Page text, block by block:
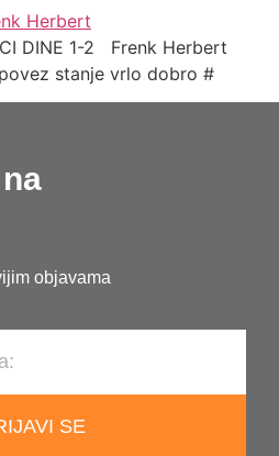
DINE 1-2 Frenk Herbert
povez stanje vrlo dobro #
objavama
SE